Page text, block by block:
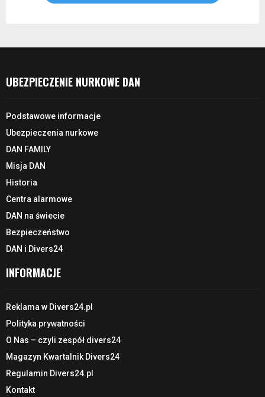
UBEZPIECZENIE NURKOWE DAN
Podstawowe informacje
Ubezpieczenia nurkowe
DAN FAMILY
Misja DAN
Historia
Centra alarmowe
DAN na świecie
Bezpieczeństwo
DAN i Divers24
INFORMACJE
Reklama w Divers24.pl
Polityka prywatności
O Nas – czyli zespół divers24
Magazyn Kwartalnik Divers24
Regulamin Divers24.pl
Kontakt